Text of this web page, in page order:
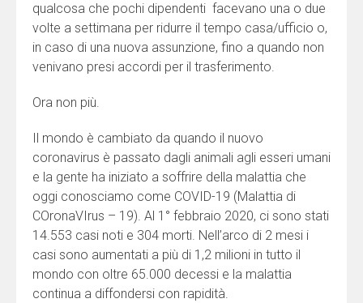
qualcosa che pochi dipendenti facevano una o due
volte a settimana per ridurre il tempo casa/ufficio o,
in caso di una nuova assunzione, fino a quando non
venivano presi accordi per il trasferimento.
Ora non più.
Il mondo è cambiato da quando il nuovo
coronavirus è passato dagli animali agli esseri umani
e la gente ha iniziato a soffrire della malattia che
oggi conosciamo come COVID-19 (Malattia di
COronaVIrus – 19). Al 1° febbraio 2020, ci sono stati
14.553 casi noti e 304 morti. Nell’arco di 2 mesi i
casi sono aumentati a più di 1,2 milioni in tutto il
mondo con oltre 65.000 decessi e la malattia
continua a diffondersi con rapidità.